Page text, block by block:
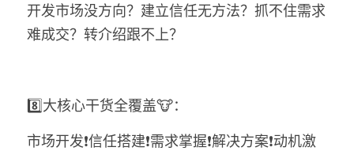
开发市场没方向？建立信任无方法？抓不住需求
难成交？转介绍跟不上？
8️⃣大核心干货全覆盖🐮：
市场开发❗信任搭建❗需求掌握❗解决方案❗动机激